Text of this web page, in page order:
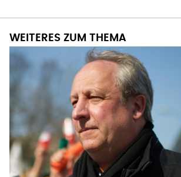
WEITERES ZUM THEMA